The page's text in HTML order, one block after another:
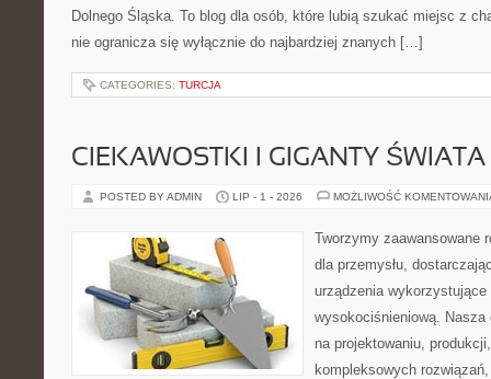
Dolnego Śląska. To blog dla osób, które lubią szukać miejsc z
nie ogranicza się wyłącznie do najbardziej znanych […]
CATEGORIES: TURCJA
CIEKAWOSTKI I GIGANTY ŚWIATA
POSTED BY ADMIN LIP - 1 - 2026 MOŻLIWOŚĆ
Tworzymy zaawansowane
dla przemysłu,
urządzenia wykorzystujące
wysokociśnieniową. Nasza
na projektowaniu,
kompleksowych